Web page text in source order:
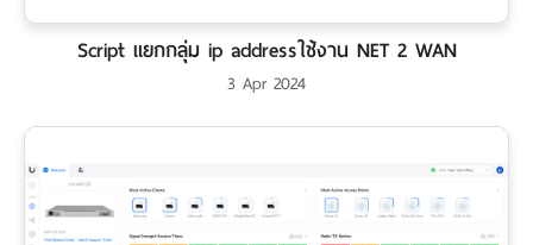
Script แยกกลุ่ม ip addressใช้งาน NET 2 WAN
3 Apr 2024